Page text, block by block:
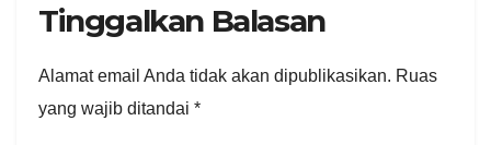
Tinggalkan Balasan
Alamat email Anda tidak akan dipublikasikan. Ruas
yang wajib ditandai *